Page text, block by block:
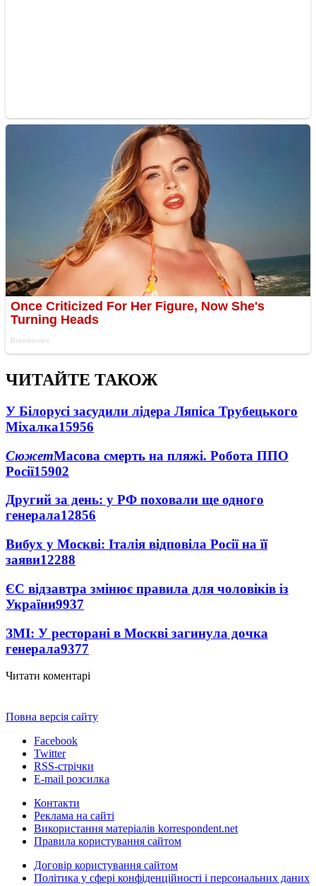
ЧИТАЙТЕ ТАКОЖ
У Білорусі засудили лідера Ляпіса Трубецького
Міхалка15956
СюжетМасова смерть на пляжі. Робота ППО
Росії15902
Другий за день: у РФ поховали ще одного
генерала12856
Вибух у Москві: Італія відповіла Росії на її
заяви12288
ЄС відзавтра змінює правила для чоловіків із
України9937
ЗМІ: У ресторані в Москві загинула дочка
генерала9377
Читати коментарі
Повна версія сайту
Facebook
Twitter
RSS-стрічки
E-mail розсилка
Контакти
Реклама на сайті
Використання матеріалів korrespondent.net
Правила користування сайтом
Договір користування сайтом
Політика у сфері конфіденційності і персональних даних